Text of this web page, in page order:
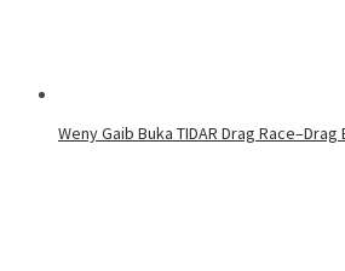
Weny Gaib Buka TIDAR Drag Race–Drag